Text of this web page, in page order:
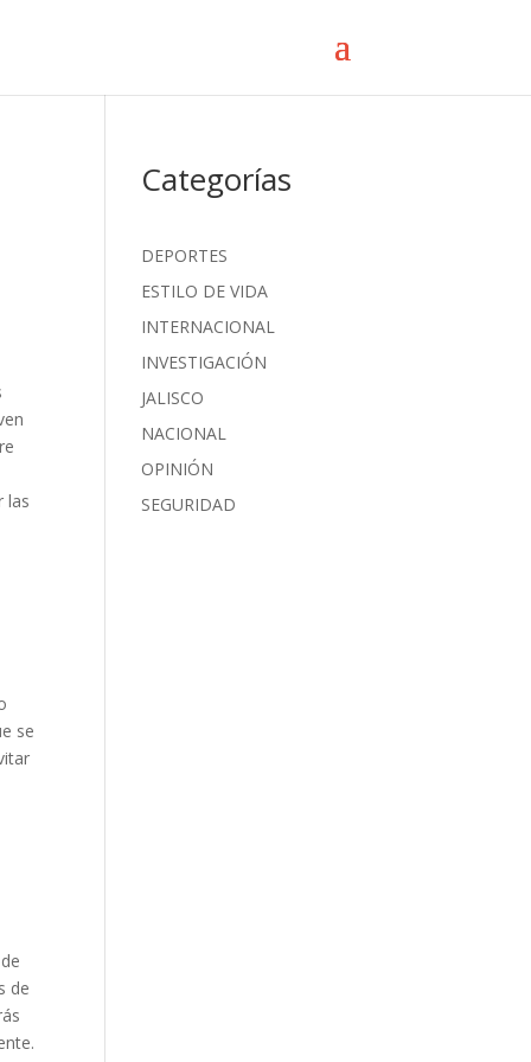
las
se
de
Categorías
DEPORTES
ESTILO DE VIDA
INTERNACIONAL
INVESTIGACIÓN
JALISCO
NACIONAL
OPINIÓN
SEGURIDAD